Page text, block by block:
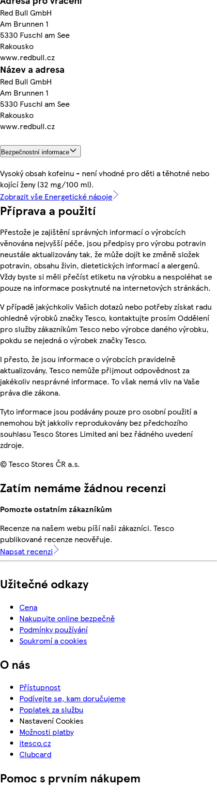
Red Bull GmbH
Am Brunnen 1
5330 Fuschl am See
Rakousko
www.redbull.cz
Název a adresa
Red Bull GmbH
Am Brunnen 1
5330 Fuschl am See
Rakousko
www.redbull.cz
Bezpečnostní informace
Vysoký obsah kofeinu - není vhodné pro děti a těhotné nebo
kojící ženy (32 mg/100 ml).
Zobrazit vše Energetické nápoje
Příprava a použití
Přestože je zajištění správných informací o výrobcích
věnována nejvyšší péče, jsou předpisy pro výrobu potravin
neustále aktualizovány tak, že může dojít ke změně složek
potravin, obsahu živin, dietetických informací a alergenů.
Vždy byste si měli přečíst etiketu na výrobku a nespoléhat se
pouze na informace poskytnuté na internetových stránkách.
V případě jakýchkoliv Vašich dotazů nebo potřeby získat radu
ohledně výrobků značky Tesco, kontaktujte prosím Oddělení
pro služby zákazníkům Tesco nebo výrobce daného výrobku,
pokdu se nejedná o výrobek značky Tesco.
I přesto, že jsou informace o výrobcích pravidelně
aktualizovány, Tesco nemůže přijmout odpovědnost za
jakékoliv nesprávné informace. To však nemá vliv na Vaše
práva dle zákona.
Tyto informace jsou podávány pouze pro osobní použití a
nemohou být jakkoliv reprodukovány bez předchozího
souhlasu Tesco Stores Limited ani bez řádného uvedení
zdroje.
© Tesco Stores ČR a.s.
Zatím nemáme žádnou recenzi
Pomozte ostatním zákazníkům
Recenze na našem webu píší naši zákazníci. Tesco
publikované recenze neověřuje.
Napsat recenzi
Užitečné odkazy
Cena
Nakupujte online bezpečně
Podmínky používání
Soukromí a cookies
O nás
Přístupnost
Podívejte se, kam doručujeme
Poplatek za službu
Nastavení Cookies
Možnosti platby
itesco.cz
Clubcard
Pomoc s prvním nákupem